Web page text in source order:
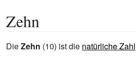
Zehn
DieZehn (10) ist die natürliche Zahl